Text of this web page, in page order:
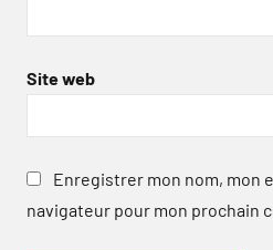
Site web
Enregistrer mon nom, mon
navigateur pour mon prochain